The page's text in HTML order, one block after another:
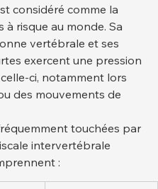
considéré comme la
à risque au monde. Sa
vertébrale et ses
exercent une pression
ci, notamment lors
des mouvements de
touchées par
intervertébrale
: